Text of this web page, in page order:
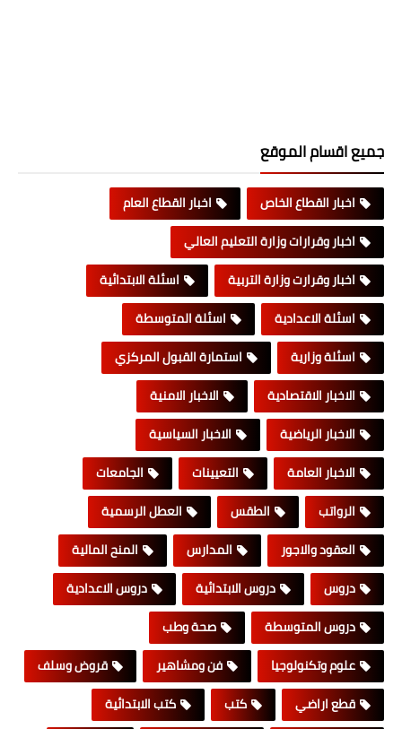
جميع اقسام الموقع
اخبار القطاع الخاص
اخبار القطاع العام
اخبار وقرارات وزارة التعليم العالي
اخبار وقرارت وزارة التربية
اسئلة الابتدائية
اسئلة الاعدادية
اسئلة المتوسطة
اسئلة وزارية
استمارة القبول المركزي
الاخبار الاقتصادية
الاخبار الامنية
الاخبار الرياضية
الاخبار السياسية
الاخبار العامة
التعيينات
الجامعات
الرواتب
الطقس
العطل الرسمية
العقود والاجور
المدارس
المنح المالية
دروس
دروس الابتدائية
دروس الاعدادية
دروس المتوسطة
صحة وطب
علوم وتكنولوجيا
فن ومشاهير
قروض وسلف
قطع اراضي
كتب
كتب الابتدائية